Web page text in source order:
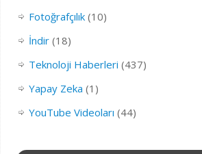
Fotoğrafçılık(10)
İndir(18)
Teknoloji Haberleri (437)
Yapay Zeka (1)
YouTube Videoları (44)